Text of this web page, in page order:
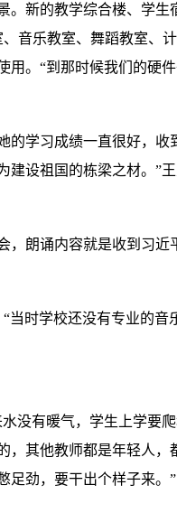
的教学综合楼、学生
音乐教室、舞蹈教室、
。“到那时候我们的硬
习成绩一直很好，收
设祖国的栋梁之材。”王
诵内容就是收到习近
时学校还没有专业的音
有暖气，学生上学要
，其他教师都是年轻人
足劲，要干出个样子来。”